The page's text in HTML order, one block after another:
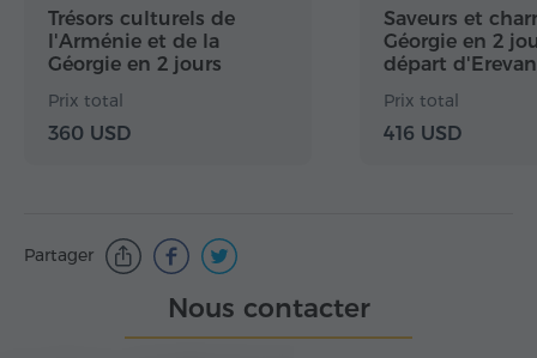
Trésors culturels de
l'Arménie et de la
Géorgie en 2 jours
Prix total
360 USD
Saveurs et
Géorgie en 2
départ d'Erevan
Prix total
416 USD
Partager
Nous contacter